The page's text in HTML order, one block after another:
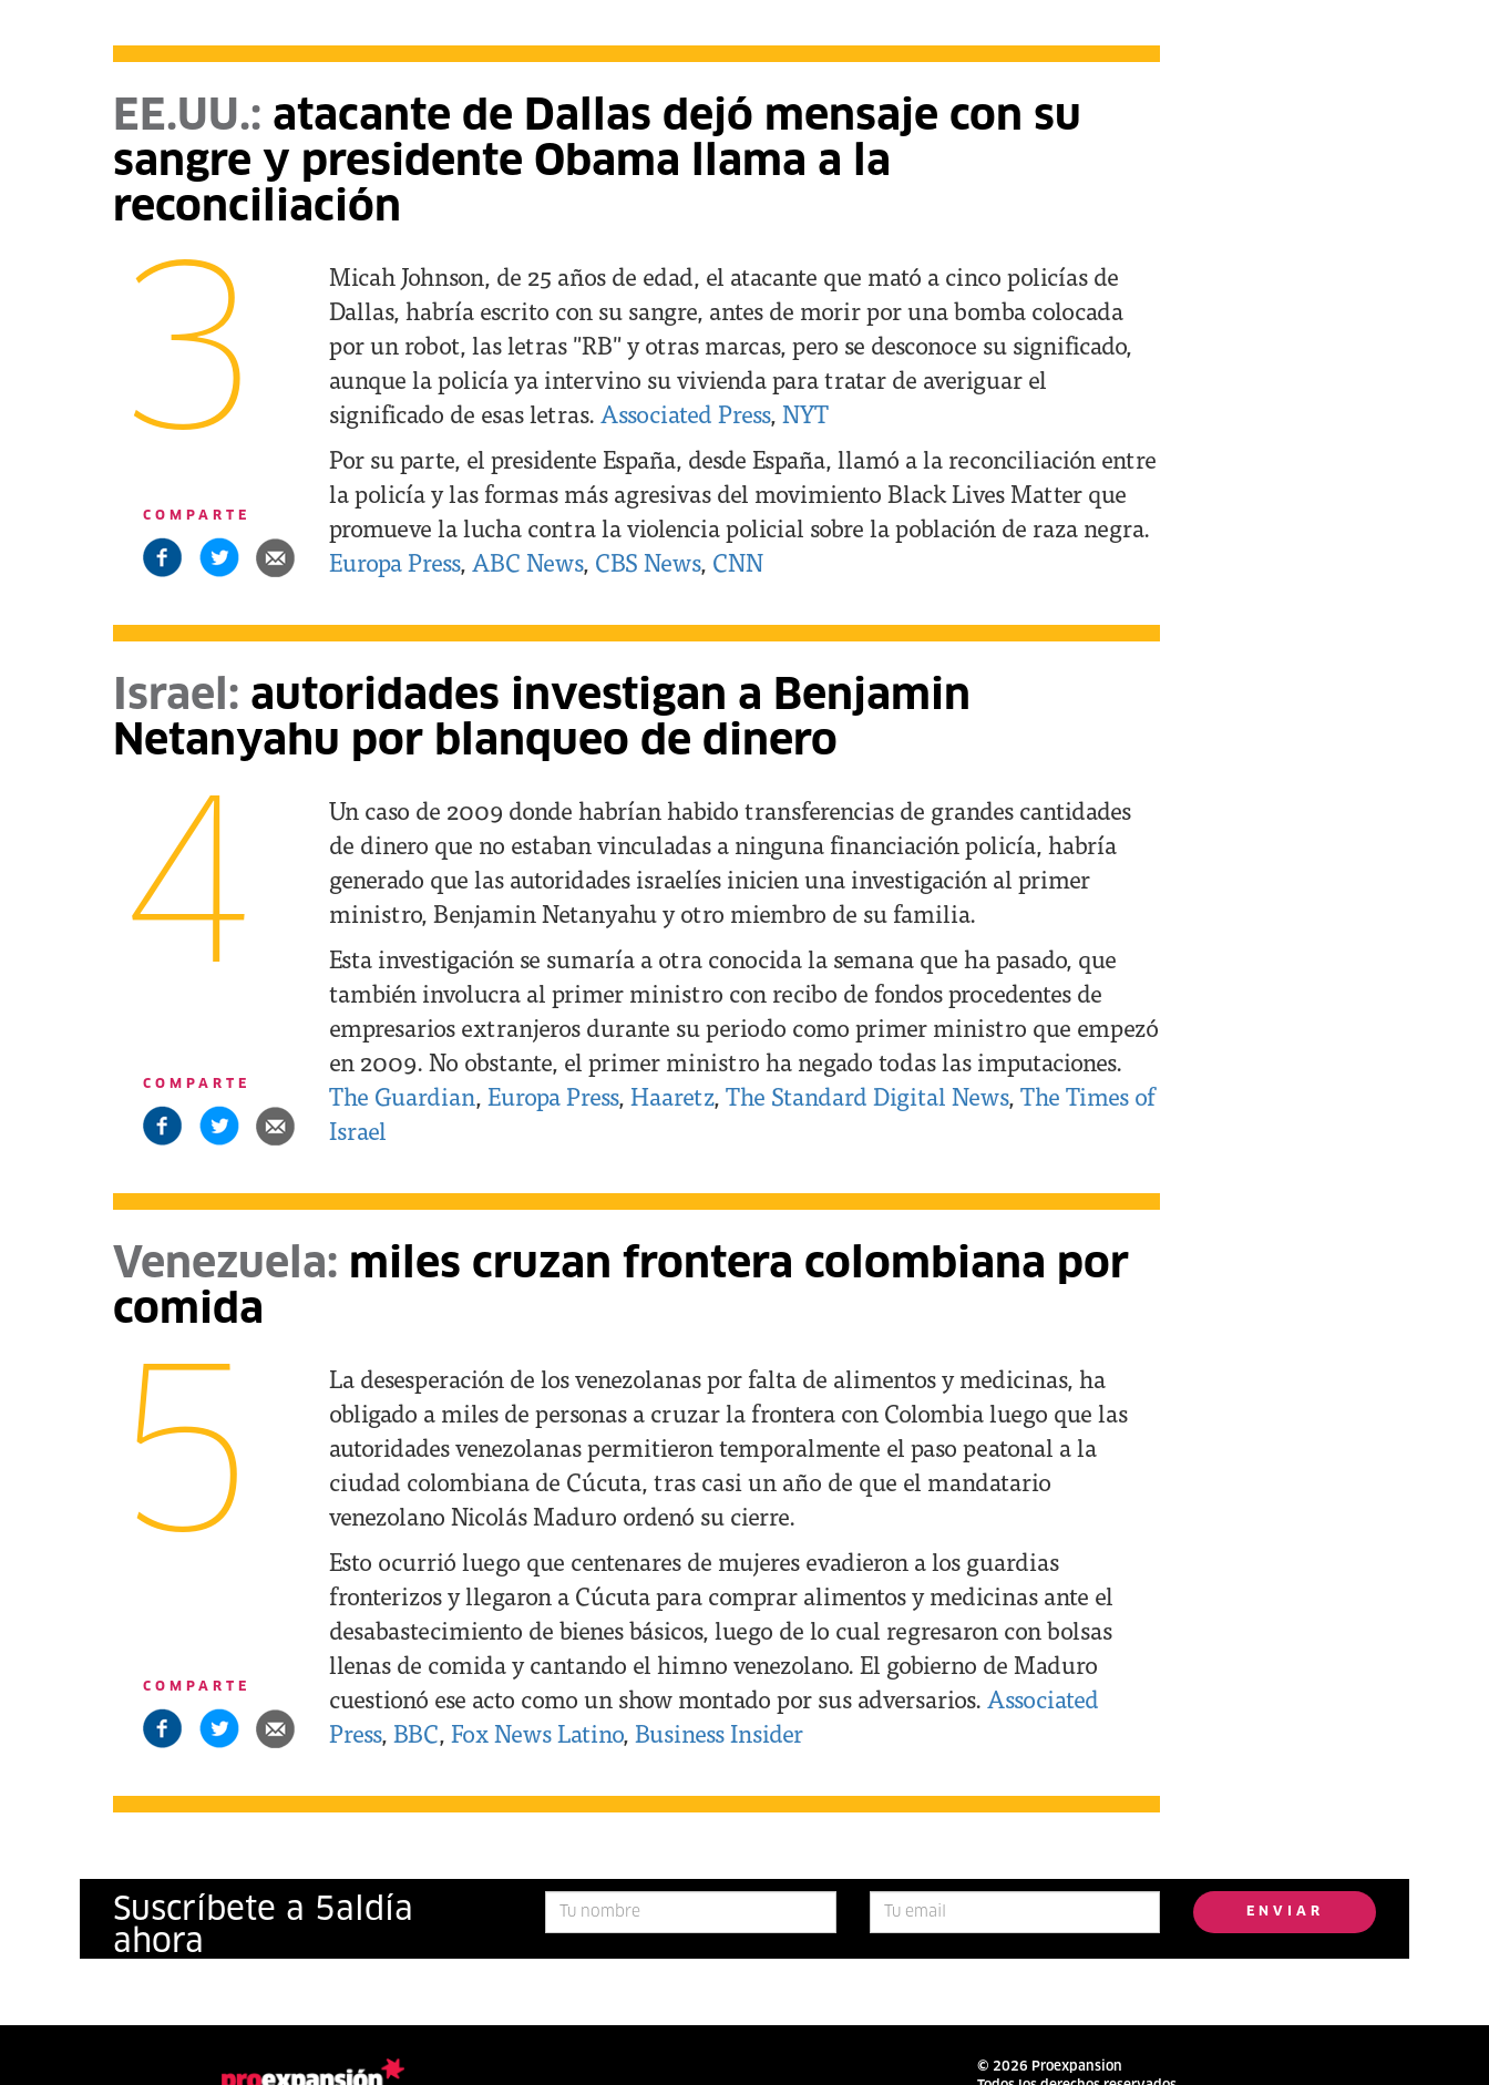
EE.UU.: atacante de Dallas dejó mensaje con su
sangre y presidente Obama llama a la
reconciliación
3
Micah Johnson, de 25 años de edad, el atacante que mató a cinco policías de
Dallas, habría escrito con su sangre, antes de morir por una bomba colocada
por un robot, las letras "RB" y otras marcas, pero se desconoce su significado,
aunque la policía ya intervino su vivienda para tratar de averiguar el
significado de esas letras. Associated Press, NYT
Por su parte, el presidente España, desde España, llamó a la reconciliación entre
la policía y las formas más agresivas del movimiento Black Lives Matter que
promueve la lucha contra la violencia policial sobre la población de raza negra.
Europa Press, ABC News, CBS News, CNN
COMPARTE
Israel: autoridades investigan a Benjamin
Netanyahu por blanqueo de dinero
4
Un caso de 2009 donde habrían habido transferencias de grandes cantidades
de dinero que no estaban vinculadas a ninguna financiación policía, habría
generado que las autoridades israelíes inicien una investigación al primer
ministro, Benjamin Netanyahu y otro miembro de su familia.
Esta investigación se sumaría a otra conocida la semana que ha pasado, que
también involucra al primer ministro con recibo de fondos procedentes de
empresarios extranjeros durante su periodo como primer ministro que empezó
en 2009. No obstante, el primer ministro ha negado todas las imputaciones.
The Guardian, Europa Press, Haaretz, The Standard Digital News, The Times of
Israel
COMPARTE
Venezuela: miles cruzan frontera colombiana por
comida
5
La desesperación de los venezolanas por falta de alimentos y medicinas, ha
obligado a miles de personas a cruzar la frontera con Colombia luego que las
autoridades venezolanas permitieron temporalmente el paso peatonal a la
ciudad colombiana de Cúcuta, tras casi un año de que el mandatario
venezolano Nicolás Maduro ordenó su cierre.
Esto ocurrió luego que centenares de mujeres evadieron a los guardias
fronterizos y llegaron a Cúcuta para comprar alimentos y medicinas ante el
desabastecimiento de bienes básicos, luego de lo cual regresaron con bolsas
llenas de comida y cantando el himno venezolano. El gobierno de Maduro
cuestionó ese acto como un show montado por sus adversarios. Associated
Press, BBC, Fox News Latino, Business Insider
COMPARTE
Suscríbete a 5al día
ahora
ENVIAR
© 2026 Proexpansion